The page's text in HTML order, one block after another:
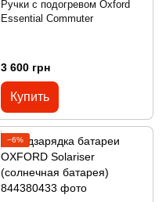
Ручки с подогревом Oxford
Essential Commuter
3 600 грн
Купить
−6%